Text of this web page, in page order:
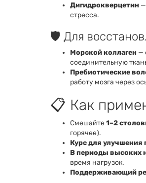
Дигидрокверцетин
стресса.
🛡️ Для
Морской коллаген —
соединительную
Пребиотические
работу мозга через
📋 Как
Смешайте 1–2
горячее).
Курс для улучшения
В периоды высоких
время нагрузок.
Поддерживающий